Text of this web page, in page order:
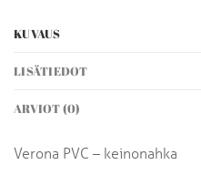
KUVAUS
LISÄTIEDOT
ARVIOT (0)
Verona PVC – keinonahka